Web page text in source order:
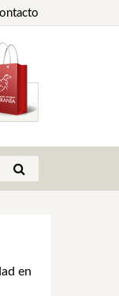
en